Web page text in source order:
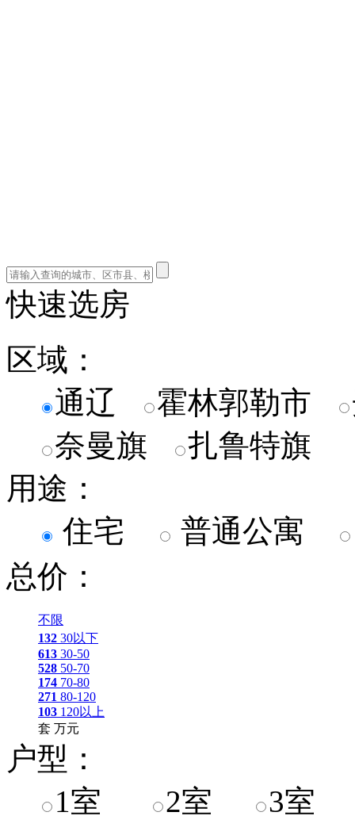
快速选房
区域：
通辽
霍林郭勒市
奈曼旗
扎鲁特旗
用途：
住宅
普通公寓
总价：
不限
132 30以下
613 30-50
528 50-70
174 70-80
271 80-120
103 120以上
套 万元
户型：
1室
2室
3室